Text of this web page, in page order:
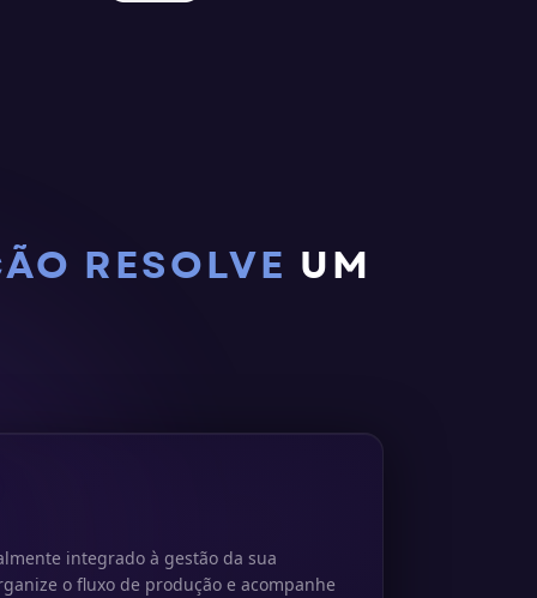
RESOLVE UM
integrado à gestão da sua
o fluxo de produção e acompanhe